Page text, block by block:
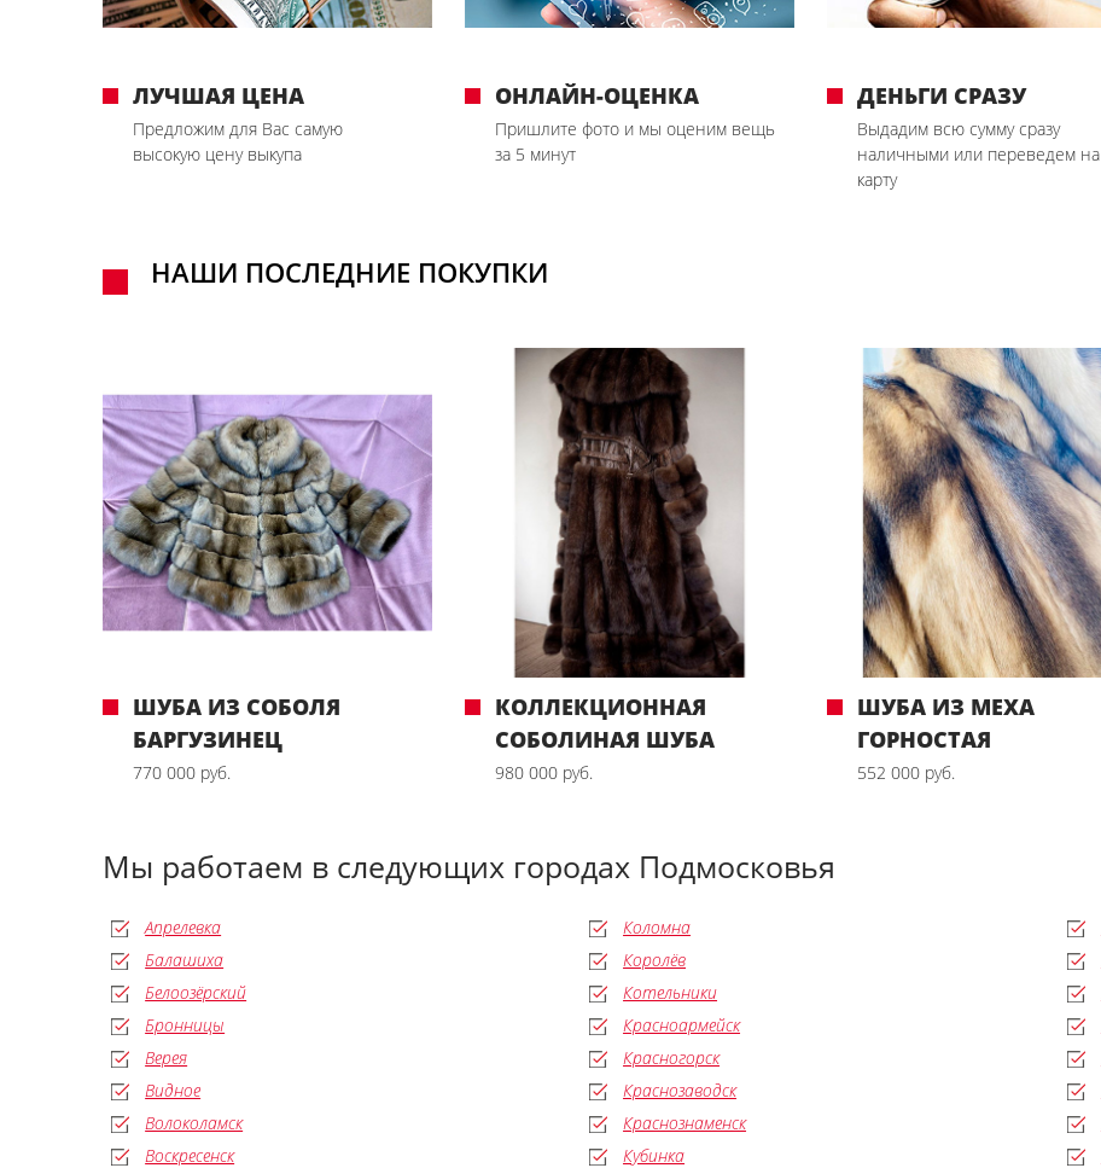
ЛУЧШАЯ ЦЕНА
Предложим для Вас самую
высокую цену выкупа
ОНЛАЙН-ОЦЕНКА
Пришлите фото и мы оценим вещь
за 5 минут
ДЕНЬГИ СРАЗУ
Выдадим всю сумму сразу
наличными или переведем на
карту
НАШИ ПОСЛЕДНИЕ ПОКУПКИ
ШУБА ИЗ СОБОЛЯ
БАРГУЗИНЕЦ
770 000 руб.
КОЛЛЕКЦИОННАЯ
СОБОЛИНАЯ ШУБА
980 000 руб.
ШУБА ИЗ МЕХА
ГОРНОСТАЯ
552 000 руб.
Мы работаем в следующих городах Подмосковья
Апрелевка
Балашиха
Белоозёрский
Бронницы
Верея
Видное
Волоколамск
Воскресенск
Коломна
Королёв
Котельники
Красноармейск
Красногорск
Краснозаводск
Краснознаменск
Кубинка